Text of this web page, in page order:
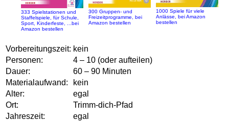
1000 Spiele für viele
Anlässe, bei Amazon
bestellen
300 Gruppen- und
Freizeitprogramme, bei
Amazon bestellen
333 Spielstationen und
Staffelspiele, für Schule,
Sport, Kinderfeste, ...bei
Amazon bestellen
Vorbereitungszeit: kein
Personen:
4 – 10 (oder aufteilen)
Dauer:
60 – 90 Minuten
Materialaufwand:
kein
Alter:
egal
Ort:
Trimm-dich-Pfad
Jahreszeit:
egal